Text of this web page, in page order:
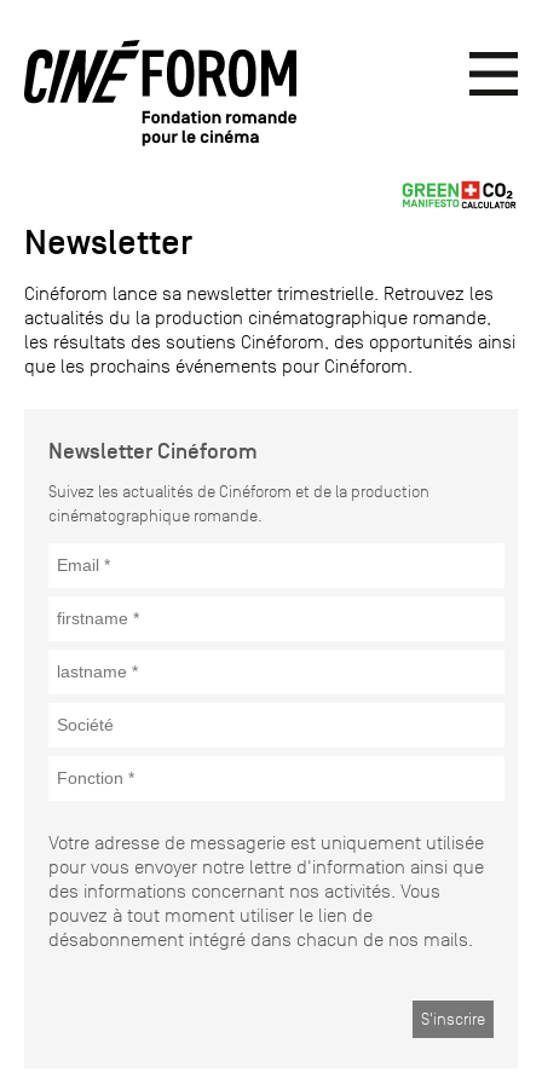
Newsletter
Cinéforom lance sa newsletter trimestrielle. Retrouvez les
actualités du la production cinématographique romande,
les résultats des soutiens Cinéforom, des opportunités ainsi
que les prochains événements pour Cinéforom.
Newsletter Cinéforom
Suivez les actualités de Cinéforom et de la production
cinématographique romande.
Votre adresse de messagerie est uniquement utilisée
pour vous envoyer notre lettre d'information ainsi que
des informations concernant nos activités. Vous
pouvez à tout moment utiliser le lien de
désabonnement intégré dans chacun de nos mails.